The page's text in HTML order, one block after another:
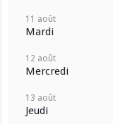
11 août
Mardi
12 août
Mercredi
13 août
Jeudi